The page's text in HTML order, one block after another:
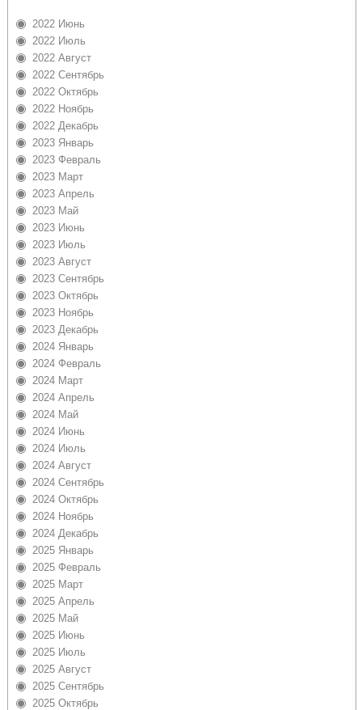
2022 Июнь
2022 Июль
2022 Август
2022 Сентябрь
2022 Октябрь
2022 Ноябрь
2022 Декабрь
2023 Январь
2023 Февраль
2023 Март
2023 Апрель
2023 Май
2023 Июнь
2023 Июль
2023 Август
2023 Сентябрь
2023 Октябрь
2023 Ноябрь
2023 Декабрь
2024 Январь
2024 Февраль
2024 Март
2024 Апрель
2024 Май
2024 Июнь
2024 Июль
2024 Август
2024 Сентябрь
2024 Октябрь
2024 Ноябрь
2024 Декабрь
2025 Январь
2025 Февраль
2025 Март
2025 Апрель
2025 Май
2025 Июнь
2025 Июль
2025 Август
2025 Сентябрь
2025 Октябрь